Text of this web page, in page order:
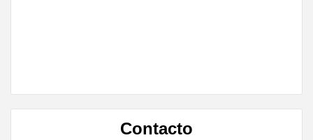
Contacto